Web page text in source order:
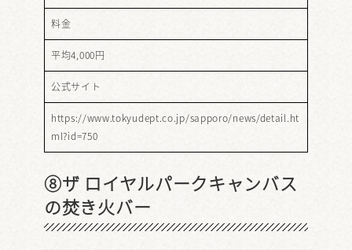
料金
平均4,000円
公式サイト
https://www.tokyudept.co.jp/sapporo/news/detail.ht
ml?id=750
⑧ザ ロイヤルパークキャンバス
の焚き火バー